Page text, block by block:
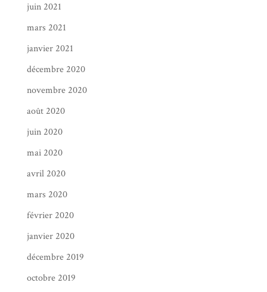
juin 2021
mars 2021
janvier 2021
décembre 2020
novembre 2020
août 2020
juin 2020
mai 2020
avril 2020
mars 2020
février 2020
janvier 2020
décembre 2019
octobre 2019